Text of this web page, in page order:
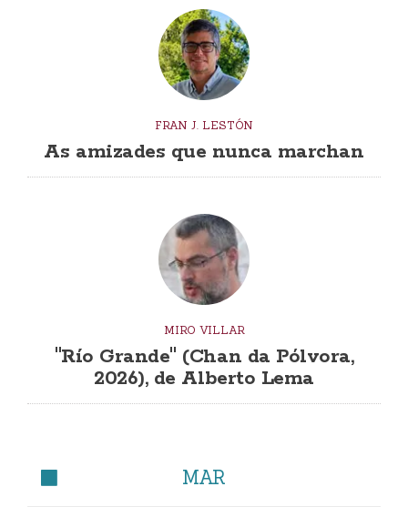
FRAN J. LESTÓN
As amizades que nunca marchan
MIRO VILLAR
"Río Grande" (Chan da Pólvora,
2026), de Alberto Lema
MAR